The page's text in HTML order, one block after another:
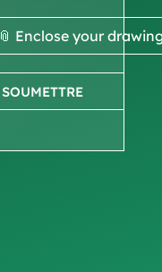
📎 Enclose your
SOUMETTRE